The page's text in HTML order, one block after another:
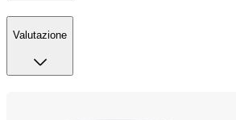
Valutazione